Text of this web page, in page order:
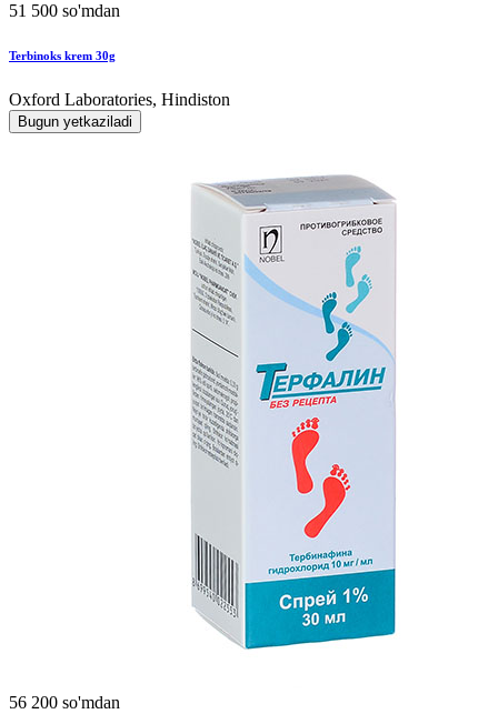
51 500 so'mdan
Terbinoks krem 30g
Oxford Laboratories, Hindiston
Bugun yetkaziladi
56 200 so'mdan